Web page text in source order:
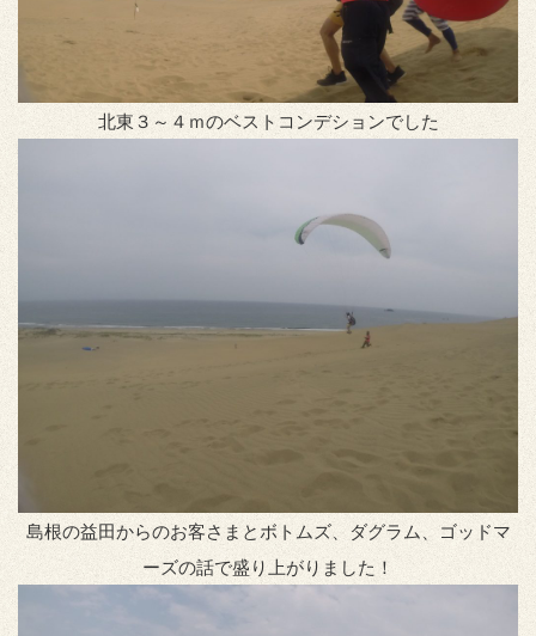
北東３～４ｍのベストコンデションでした
島根の益田からのお客さまとボトムズ、ダグラム、ゴッドマ
ーズの話で盛り上がりました！